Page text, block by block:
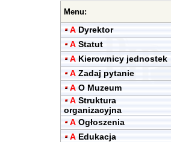
Menu:
A Dyrektor
A Statut
A Kierownicy jednostek
A Zadaj pytanie
A O Muzeum
A Struktura
organizacyjna
A Ogłoszenia
A Edukacja